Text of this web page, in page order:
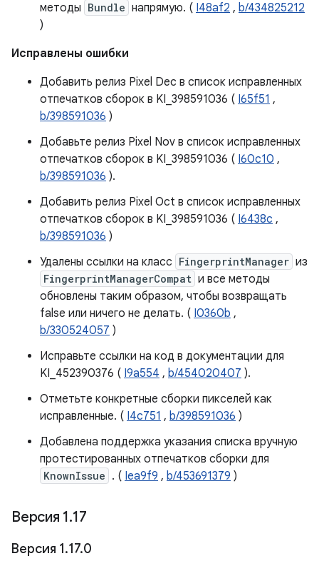
методы Bundle напрямую. ( I48af2 , b/434825212
)
Исправлены ошибки
Добавить релиз Pixel Dec в список исправленных
отпечатков сборок в KI_398591036 ( I65f51 ,
b/398591036 )
Добавьте релиз Pixel Nov в список исправленных
отпечатков сборок в KI_398591036 ( I60c10 ,
b/398591036 ).
Добавить релиз Pixel Oct в список исправленных
отпечатков сборок в KI_398591036 ( I6438c ,
b/398591036 )
Удалены ссылки на класс FingerprintManager из
FingerprintManagerCompat и все методы
обновлены таким образом, чтобы возвращать
false или ничего не делать. ( I0360b ,
b/330524057 )
Исправьте ссылки на код в документации для
KI_452390376 ( I9a554 , b/454020407 ).
Отметьте конкретные сборки пикселей как
исправленные. ( I4c751 , b/398591036 )
Добавлена ​​поддержка указания списка вручную
протестированных отпечатков сборки для
KnownIssue . ( Iea9f9 , b/453691379 )
Версия 1.17
Версия 1.17.0